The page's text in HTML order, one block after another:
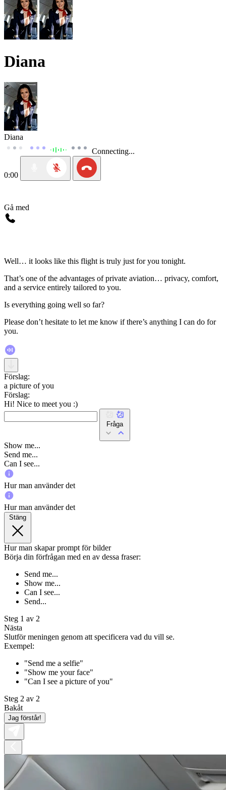
Diana
Diana
Connecting...
0:00
Gå med
Well… it looks like this flight is truly just for you tonight.
That’s one of the advantages of private aviation… privacy, comfort,
and a service entirely tailored to you.
Is everything going well so far?
Please don’t hesitate to let me know if there’s anything I can do for
you.
Förslag:
a picture of you
Förslag:
Hi! Nice to meet you :)
Fråga
Show me...
Send me...
Can I see...
Hur man använder det
Hur man använder det
Stäng
Hur man skapar prompt för bilder
Börja din förfrågan med en av dessa fraser:
Send me...
Show me...
Can I see...
Send...
Steg 1 av 2
Nästa
Slutför meningen genom att specificera vad du vill se.
Exempel:
"Send me a selfie"
"Show me your face"
"Can I see a picture of you"
Steg 2 av 2
Bakåt
Jag förstår!